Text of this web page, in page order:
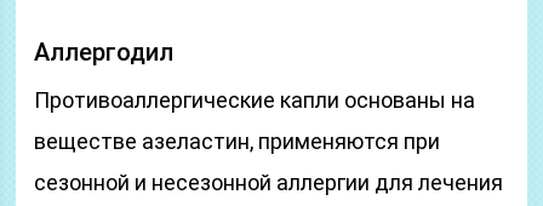
Аллергодил
Противоаллергические капли основаны на
веществе азеластин, применяются при
сезонной и несезонной аллергии для лечения